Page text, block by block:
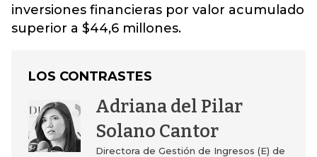
inversiones financieras por valor acumulado
superior a $44,6 millones.
LOS CONTRASTES
Adriana del Pilar
Solano Cantor
Directora de Gestión de Ingresos (E) de